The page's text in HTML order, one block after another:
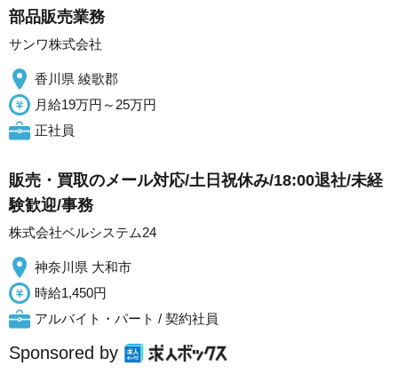
部品販売業務
サンワ株式会社
香川県 綾歌郡
月給19万円～25万円
正社員
販売・買取のメール対応/土日祝休み/18:00退社/未経
験歓迎/事務
株式会社ベルシステム24
神奈川県 大和市
時給1,450円
アルバイト・パート / 契約社員
Sponsored by